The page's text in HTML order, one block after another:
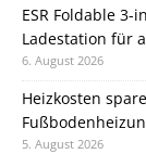
ESR Foldable
Ladestation für
6. August 2026
Heizkosten
5. August 2026